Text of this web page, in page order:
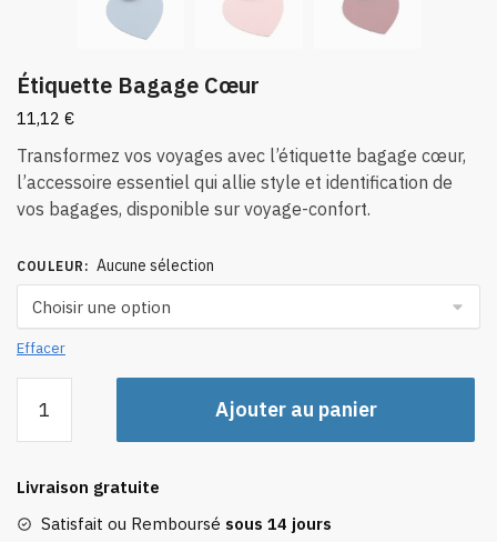
Étiquette Bagage Cœur
11,12 €
Transformez vos voyages avec l’étiquette bagage cœur,
l’accessoire essentiel qui allie style et identification de
vos bagages, disponible sur voyage-confort.
COULEUR : Aucune sélection
Effacer
Étiquette
Cœur
Ajouter au panier
Livraison gratuite
Satisfait ou Remboursé sous 14 jours